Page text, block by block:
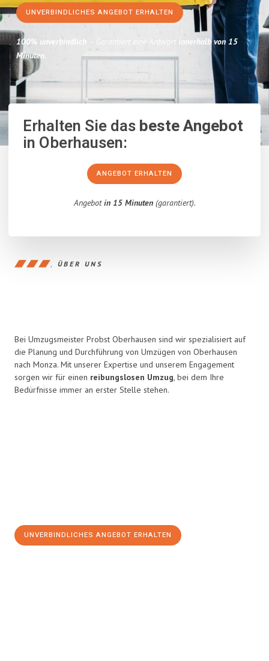
UNVERBINDLICHES ANGEBOT ERHALTEN
100% unverbindlich – Garantiert eine Antwort innerhalb von 15
Minuten.
Erhalten Sie dasbeste Angebot
in Oberhausen:
ANGEBOT ERHALTEN
Angebotin 15 Minuten(garantiert).
ÜBER UNS
Bei Umzugsmeister Probst Oberhausen sind wir spezialisiert auf
die Planung und Durchführung von Umzügen von Oberhausen
nach Monza. Mit unserer Expertise und unserem Engagement
sorgen wir für einen reibungslosen Umzug, bei dem Ihre
Bedürfnisse immer an erster Stelle stehen.
UNVERBINDLICHES ANGEBOT ERHALTEN